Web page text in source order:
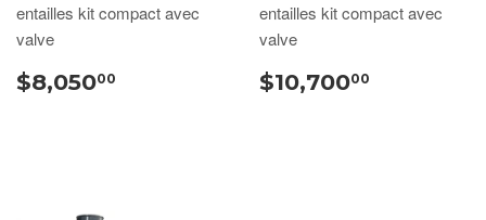
entailles kit compact avec
valve
$8,05000
entailles kit compact avec
valve
$10,70000